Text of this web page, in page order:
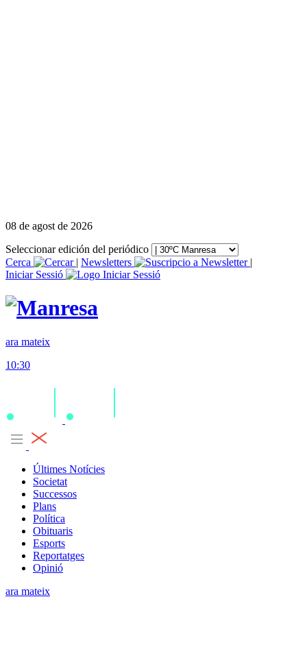
08 de agost de 2026
Seleccionar edición del periódico
Cerca
| Newsletters
|
Iniciar Sessió
ara mateix
10:30
Últimes Notícies
Societat
Successos
Plans
Política
Obituaris
Esports
Reportatges
Opinió
ara mateix